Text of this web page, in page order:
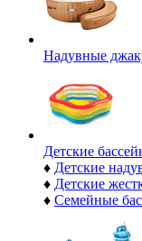
Надувные
Детские
♦ Детские
♦ Детские
♦ Семейные